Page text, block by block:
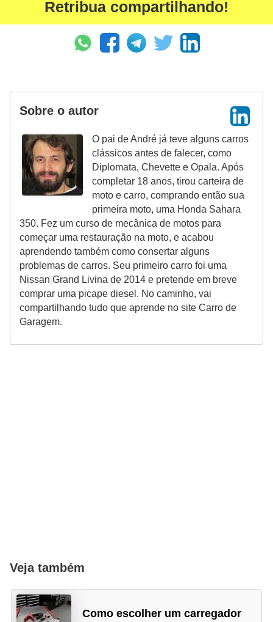
Retribua compartilhando!
Sobre o autor
O pai de André já teve alguns carros
clássicos antes de falecer, como
Diplomata, Chevette e Opala. Após
completar 18 anos, tirou carteira de
moto e carro, comprando então sua
primeira moto, uma Honda Sahara
350. Fez um curso de mecânica de motos para
começar uma restauração na moto, e acabou
aprendendo também como consertar alguns
problemas de carros. Seu primeiro carro foi uma
Nissan Grand Livina de 2014 e pretende em breve
comprar uma picape diesel. No caminho, vai
compartilhando tudo que aprende no site Carro de
Garagem.
Veja também
Como escolher um carregador